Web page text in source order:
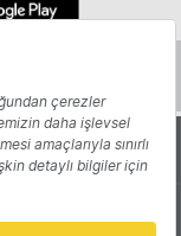
Yazarlar
Reklam